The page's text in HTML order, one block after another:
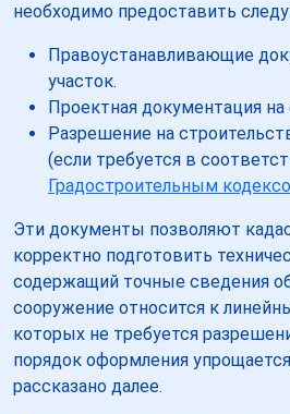
необходимо предоставить
Правоустанавливающие
участок.
Проектная документация
Разрешение на
(если требуется в
Градостроительным
Эти документы позволяют
корректно подготовить
содержащий точные сведения
сооружение относится к
которых не требуется
порядок оформления
рассказано далее.